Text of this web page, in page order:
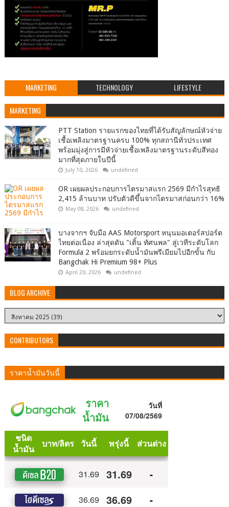
MARKETING TECHNOLOGY LIFESTYLE
MARKETING
PTT Station รายแรกของไทยที่ได้รับสัญลักษณ์หัวจ่าย
เชื้อเพลิงมาตรฐานครบ 100% ทุกสถานีทั่วประเทศ
พร้อมมุ่งสู่การมีหัวจ่ายเชื้อเพลิงมาตรฐานระดับสีทอง
มากที่สุดภายในปีนี้
July 10, 2026 undefined
OR เผยผลประกอบการไตรมาสแรก 2569 มีกำไรสุทธิ
2,415 ล้านบาท ปรับตัวดีขึ้นจากไตรมาสก่อนกว่า 16%
May 08, 2026 undefined
บางจากฯ จับมือ AAS Motorsport หนุนมอเตอร์สปอร์ต
ไทยต่อเนื่อง ล่าสุดดัน "เติ้น ทัศนพล" สู่เวทีระดับโลก
Formula 2 พร้อมยกระดับน้ำมันพรีเมียมไปอีกขั้น กับ
Bangchak Hi Premium 98+ Plus
April 20, 2026 undefined
BLOG ARCHIVE
CONTRIBUTORS
ราคาน้ำมันวันนี้